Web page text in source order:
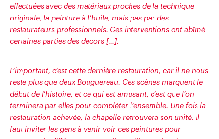
effectuées avec des matériaux proches de la technique
originale, la peinture à l’huile, mais pas par des
restaurateurs professionnels. Ces interventions ont abîmé
certaines parties des décors […].
L’important, c’est cette dernière restauration, car il ne nous
reste plus que deux Bouguereau. Ces scènes marquent le
début de l’histoire, et ce qui est amusant, c’est que l’on
terminera par elles pour compléter l’ensemble. Une fois la
restauration achevée, la chapelle retrouvera son unité. Il
faut inviter les gens à venir voir ces peintures pour